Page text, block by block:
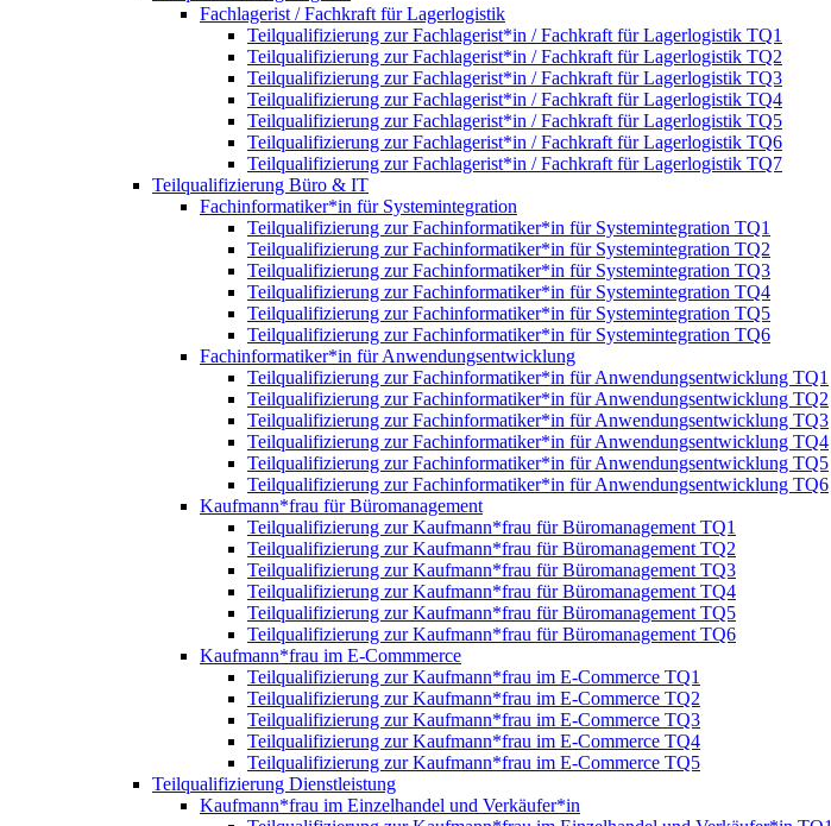
Fachlagerist / Fachkraft für Lagerlogistik
Teilqualifizierung zur Fachlagerist*in / Fachkraft für Lagerlogistik TQ1
Teilqualifizierung zur Fachlagerist*in / Fachkraft für Lagerlogistik TQ2
Teilqualifizierung zur Fachlagerist*in / Fachkraft für Lagerlogistik TQ3
Teilqualifizierung zur Fachlagerist*in / Fachkraft für Lagerlogistik TQ4
Teilqualifizierung zur Fachlagerist*in / Fachkraft für Lagerlogistik TQ5
Teilqualifizierung zur Fachlagerist*in / Fachkraft für Lagerlogistik TQ6
Teilqualifizierung zur Fachlagerist*in / Fachkraft für Lagerlogistik TQ7
Teilqualifizierung Büro & IT
Fachinformatiker*in für Systemintegration
Teilqualifizierung zur Fachinformatiker*in für Systemintegration TQ1
Teilqualifizierung zur Fachinformatiker*in für Systemintegration TQ2
Teilqualifizierung zur Fachinformatiker*in für Systemintegration TQ3
Teilqualifizierung zur Fachinformatiker*in für Systemintegration TQ4
Teilqualifizierung zur Fachinformatiker*in für Systemintegration TQ5
Teilqualifizierung zur Fachinformatiker*in für Systemintegration TQ6
Fachinformatiker*in für Anwendungsentwicklung
Teilqualifizierung zur Fachinformatiker*in für Anwendungsentwicklung TQ1
Teilqualifizierung zur Fachinformatiker*in für Anwendungsentwicklung TQ2
Teilqualifizierung zur Fachinformatiker*in für Anwendungsentwicklung TQ3
Teilqualifizierung zur Fachinformatiker*in für Anwendungsentwicklung TQ4
Teilqualifizierung zur Fachinformatiker*in für Anwendungsentwicklung TQ5
Teilqualifizierung zur Fachinformatiker*in für Anwendungsentwicklung TQ6
Kaufmann*frau für Büromanagement
Teilqualifizierung zur Kaufmann*frau für Büromanagement TQ1
Teilqualifizierung zur Kaufmann*frau für Büromanagement TQ2
Teilqualifizierung zur Kaufmann*frau für Büromanagement TQ3
Teilqualifizierung zur Kaufmann*frau für Büromanagement TQ4
Teilqualifizierung zur Kaufmann*frau für Büromanagement TQ5
Teilqualifizierung zur Kaufmann*frau für Büromanagement TQ6
Kaufmann*frau im E-Commmerce
Teilqualifizierung zur Kaufmann*frau im E-Commerce TQ1
Teilqualifizierung zur Kaufmann*frau im E-Commerce TQ2
Teilqualifizierung zur Kaufmann*frau im E-Commerce TQ3
Teilqualifizierung zur Kaufmann*frau im E-Commerce TQ4
Teilqualifizierung zur Kaufmann*frau im E-Commerce TQ5
Teilqualifizierung Dienstleistung
Kaufmann*frau im Einzelhandel und Verkäufer*in